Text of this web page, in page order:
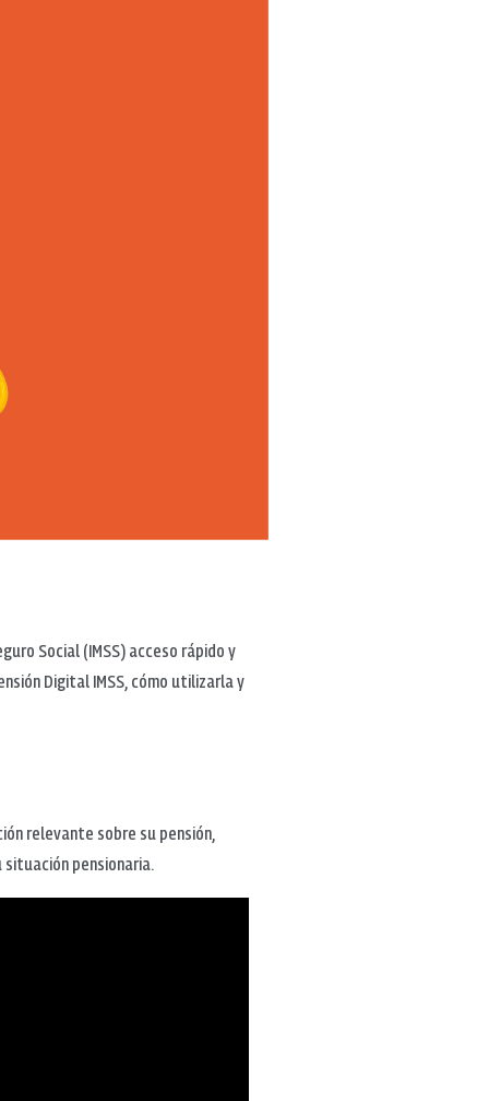
Social (IMSS) acceso rápido y
Digital IMSS, cómo utilizarla y
relevante sobre su pensión,
pensionaria.